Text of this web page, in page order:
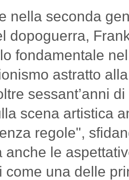
nella seconda
dopoguerra,
fondamentale
astratto
sessant’anni
scena artistica
regole",
anche le
come una delle